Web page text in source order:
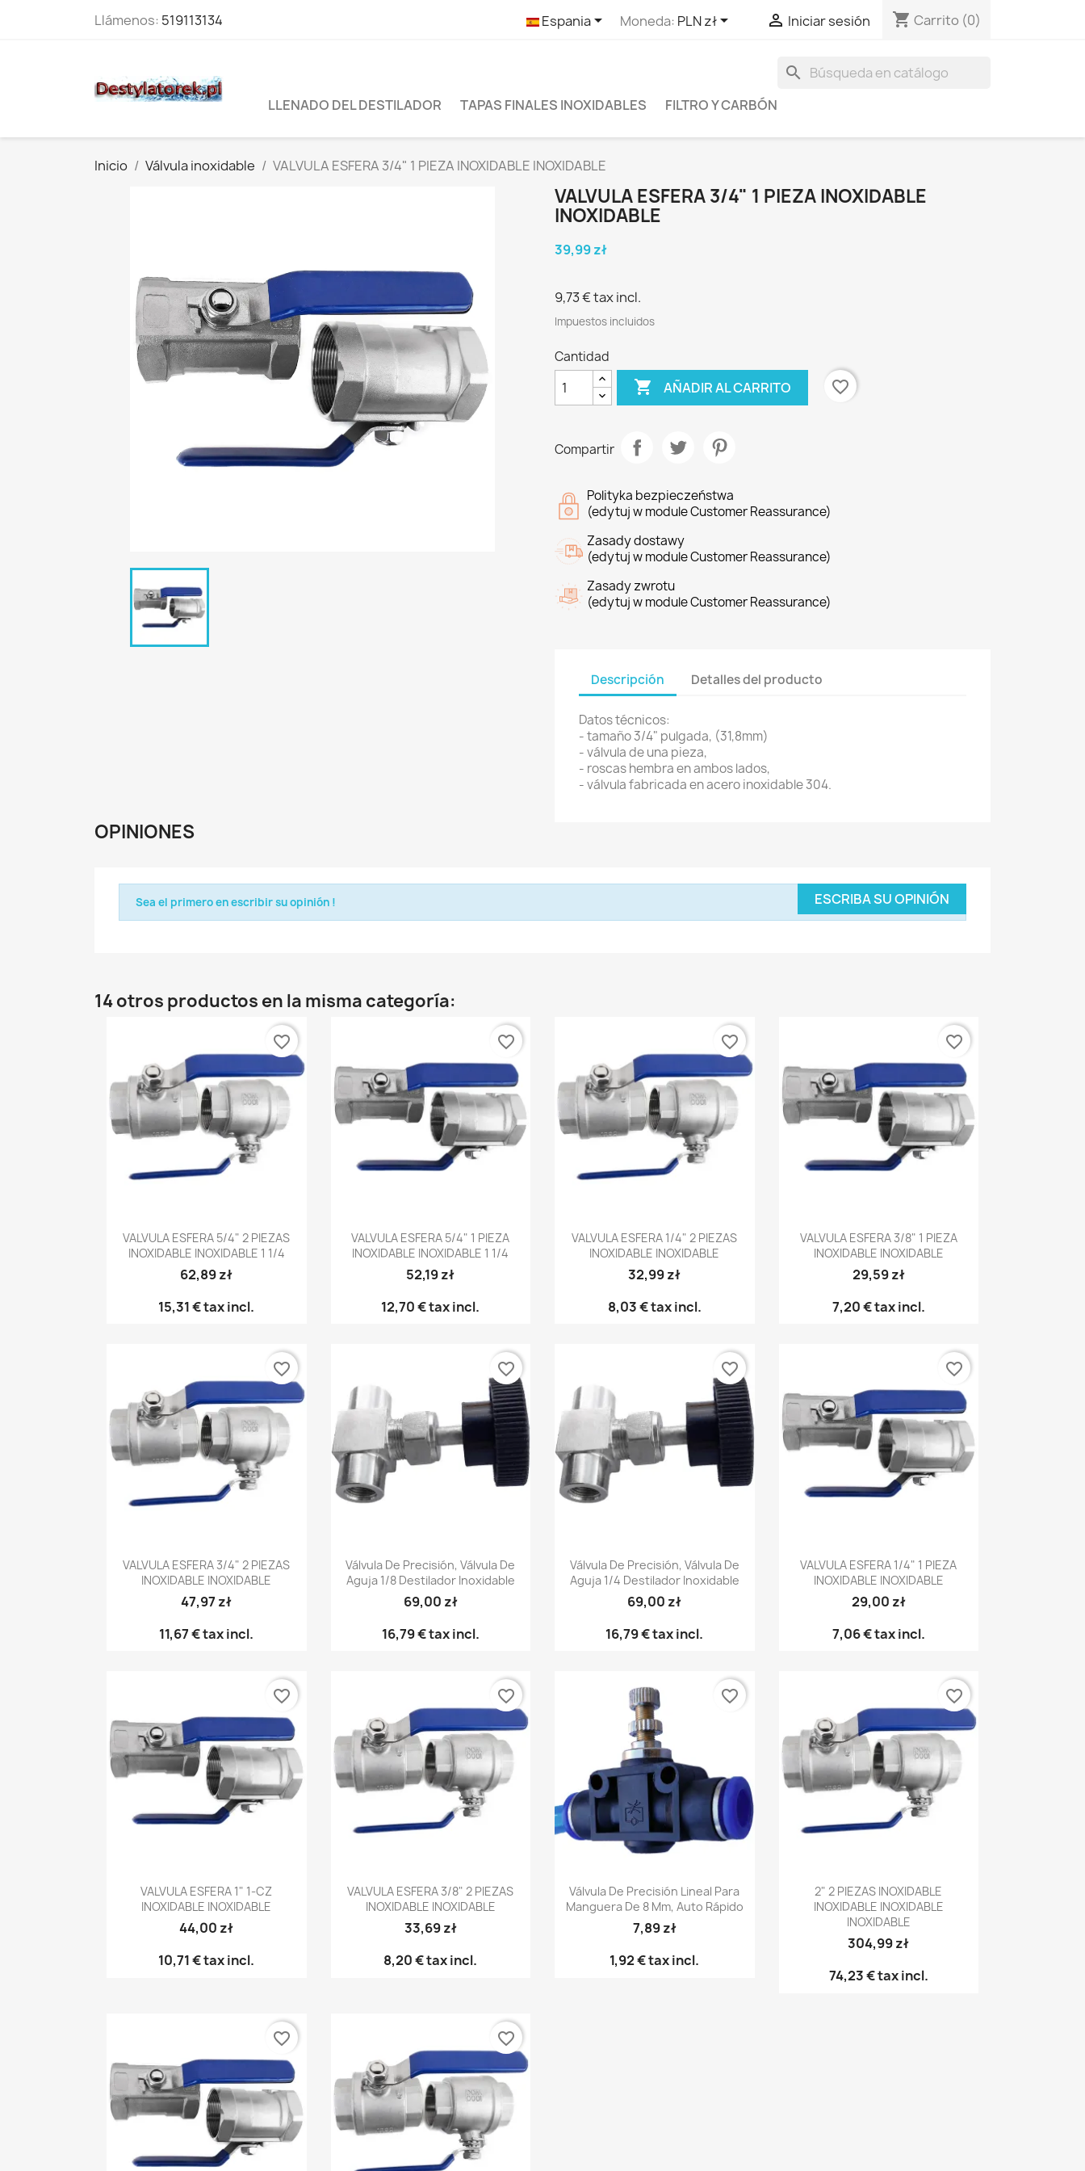
Llámenos: 519113134 Espania Moneda: PLN zł  Iniciar sesión shopping_cart Carrito (0)
search
LLENADO DEL DESTILADOR TAPAS FINALES INOXIDABLES FILTRO Y CARBÓN
Inicio Válvula inoxidable VALVULA ESFERA 3/4" 1 PIEZA INOXIDABLE INOXIDABLE
VALVULA ESFERA 3/4" 1 PIEZA INOXIDABLE
INOXIDABLE
39,99 zł
9,73 €tax incl.
Impuestos incluidos
Cantidad
 AÑADIR AL CARRITO favorite_border
Compartir
Polityka bezpieczeństwa
(edytuj w module Customer Reassurance)
Zasady dostawy
(edytuj w module Customer Reassurance)
Zasady zwrotu
(edytuj w module Customer Reassurance)
Descripción Detalles del producto
Datos técnicos:
- tamaño 3/4" pulgada, (31,8mm)
- válvula de una pieza,
- roscas hembra en ambos lados,
- válvula fabricada en acero inoxidable 304.
OPINIONES
ESCRIBA SU OPINIÓN
Sea el primero en escribir su opinión !
14 otros productos en la misma categoría:
Vista rápida
VALVULA ESFERA 5/4" 2 PIEZAS
INOXIDABLE INOXIDABLE 1 1/4
62,89 zł
15,31 €tax incl.
favorite_border
Vista rápida
VALVULA ESFERA 5/4" 1 PIEZA
INOXIDABLE INOXIDABLE 1 1/4
52,19 zł
12,70 €tax incl.
favorite_border
Vista rápida
VALVULA ESFERA 1/4" 2 PIEZAS
INOXIDABLE INOXIDABLE
32,99 zł
8,03 €tax incl.
favorite_border
Vista rápida
VALVULA ESFERA 3/8" 1 PIEZA
INOXIDABLE INOXIDABLE
29,59 zł
7,20 €tax incl.
favorite_border
Vista rápida
VALVULA ESFERA 3/4" 2 PIEZAS
INOXIDABLE INOXIDABLE
47,97 zł
11,67 €tax incl.
favorite_border
 Vista rápida
Válvula De Precisión, Válvula De
Aguja 1/8 Destilador Inoxidable
69,00 zł
16,79 €tax incl.
favorite_border
 Vista rápida
Válvula De Precisión, Válvula De
Aguja 1/4 Destilador Inoxidable
69,00 zł
16,79 €tax incl.
favorite_border
Vista rápida
VALVULA ESFERA 1/4" 1 PIEZA
INOXIDABLE INOXIDABLE
29,00 zł
7,06 €tax incl.
favorite_border
 Vista rápida
VALVULA ESFERA 1" 1-CZ
INOXIDABLE INOXIDABLE
44,00 zł
10,71 €tax incl.
favorite_border
Vista rápida
VALVULA ESFERA 3/8" 2 PIEZAS
INOXIDABLE INOXIDABLE
33,69 zł
8,20 €tax incl.
favorite_border
 Vista rápida
Válvula De Precisión Lineal Para
Manguera De 8 Mm, Auto Rápido
7,89 zł
1,92 €tax incl.
favorite_border
Vista rápida
2" 2 PIEZAS INOXIDABLE
INOXIDABLE INOXIDABLE
INOXIDABLE
304,99 zł
74,23 €tax incl.
favorite_border
favorite_border favorite_border